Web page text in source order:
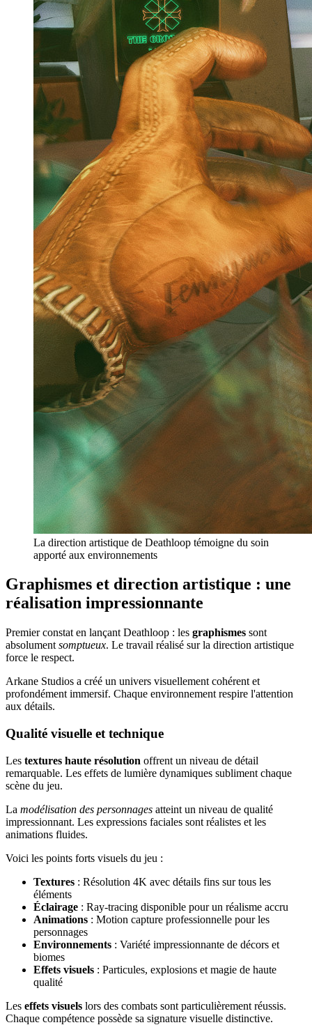
La direction artistique de Deathloop témoigne du soin
apporté aux environnements
Graphismes et direction artistique : une
réalisation impressionnante
Premier constat en lançant Deathloop : les graphismes sont
absolument somptueux. Le travail réalisé sur la direction artistique
force le respect.
Arkane Studios a créé un univers visuellement cohérent et
profondément immersif. Chaque environnement respire l'attention
aux détails.
Qualité visuelle et technique
Les textures haute résolution offrent un niveau de détail
remarquable. Les effets de lumière dynamiques subliment chaque
scène du jeu.
La modélisation des personnages atteint un niveau de qualité
impressionnant. Les expressions faciales sont réalistes et les
animations fluides.
Voici les points forts visuels du jeu :
Textures : Résolution 4K avec détails fins sur tous les
éléments
Éclairage : Ray-tracing disponible pour un réalisme accru
Animations : Motion capture professionnelle pour les
personnages
Environnements : Variété impressionnante de décors et
biomes
Effets visuels : Particules, explosions et magie de haute
qualité
Les effets visuels lors des combats sont particulièrement réussis.
Chaque compétence possède sa signature visuelle distinctive.